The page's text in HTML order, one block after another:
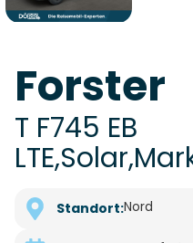
Forster
T F745 EB
Standort:Nord